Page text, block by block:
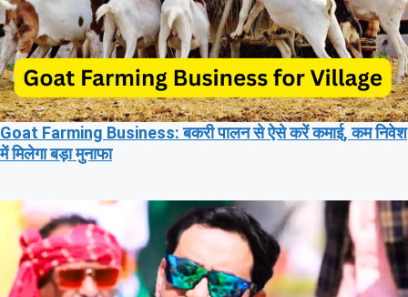
Goat Farming Business: बकरी पालन से ऐसे करें कमाई, कम निवेश
में मिलेगा बड़ा मुनाफा